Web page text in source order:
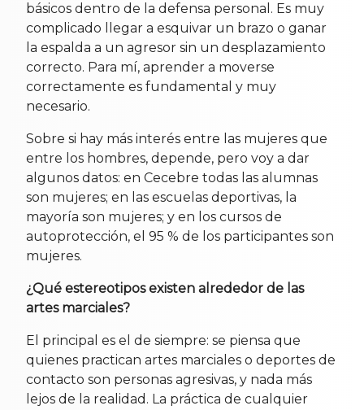
básicos dentro de la defensa personal. Es muy
complicado llegar a esquivar un brazo o ganar
la espalda a un agresor sin un desplazamiento
correcto. Para mí, aprender a moverse
correctamente es fundamental y muy
necesario.
Sobre si hay más interés entre las mujeres que
entre los hombres, depende, pero voy a dar
algunos datos: en Cecebre todas las alumnas
son mujeres; en las escuelas deportivas, la
mayoría son mujeres; y en los cursos de
autoprotección, el 95 % de los participantes son
mujeres.
¿Qué estereotipos existen alrededor de las
artes marciales?
El principal es el de siempre: se piensa que
quienes practican artes marciales o deportes de
contacto son personas agresivas, y nada más
lejos de la realidad. La práctica de cualquier